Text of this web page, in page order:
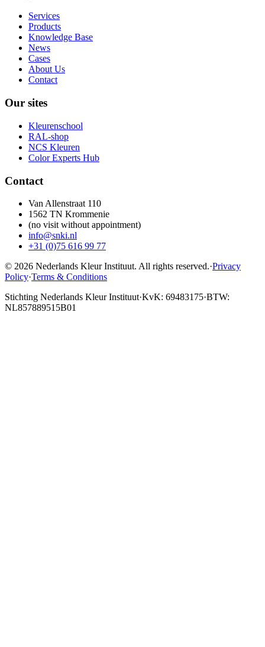
Services
Products
Knowledge Base
News
Cases
About Us
Contact
Our sites
Kleurenschool
RAL-shop
NCS Kleuren
Color Experts Hub
Contact
Van Allenstraat 110
1562 TN Krommenie
(no visit without appointment)
info@snki.nl
+31 (0)75 616 99 77
© 2026 Nederlands Kleur Instituut. All rights reserved.·Privacy
Policy·Terms & Conditions
Stichting Nederlands Kleur Instituut·KvK: 69483175·BTW:
NL857889515B01